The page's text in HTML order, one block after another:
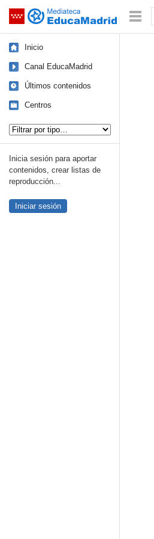
Saltar navegación
Inicio
Canal EducaMadrid
Últimos contenidos
Centros
Inicia sesión para aportar
contenidos, crear listas de
reproducción...
Iniciar sesión